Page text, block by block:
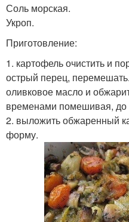
Соль морская.
Укроп.
Приготовление:
1. картофель очистить и
острый перец,
оливковое масло и
временами помешивая, до
2. выложить обжаренный
форму.